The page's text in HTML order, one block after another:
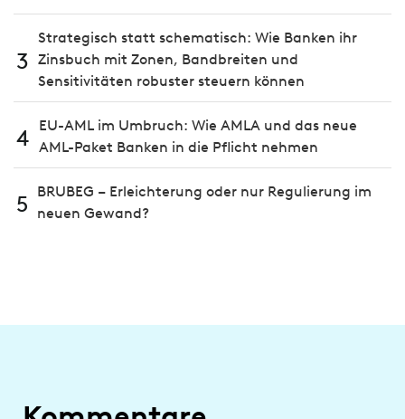
3
Strategisch statt schematisch: Wie Banken ihr
Zinsbuch mit Zonen, Bandbreiten und
Sensitivitäten robuster steuern können
4
EU-AML im Umbruch: Wie AMLA und das neue
AML-Paket Banken in die Pflicht nehmen
5
BRUBEG – Erleichterung oder nur Regulierung im
neuen Gewand?